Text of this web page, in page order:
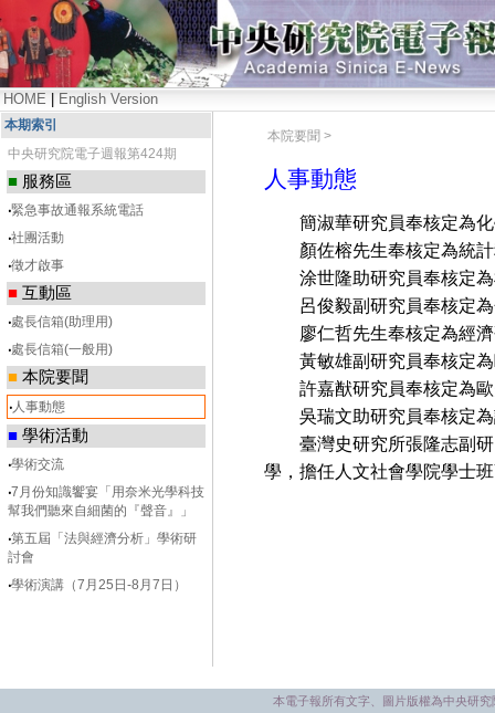
HOME English Version
本期索引
中央研究院電子週報第424期
■ 服務區
‧緊急事故通報系統電話
‧社團活動
‧徵才啟事
■ 互動區
‧處長信箱(助理用)
‧處長信箱(一般用)
■ 本院要聞
‧人事動態
■ 學術活動
‧學術交流
‧7月份知識饗宴「用奈米光學科技
幫我們聽來自細菌的『聲音』」
‧第五屆「法與經濟分析」學術研
討會
‧學術演講（7月25日-8月7日）
本院要聞 >
人事動態
簡淑華研究員奉核定為化
顏佐榕先生奉核定為統計
涂世隆助研究員奉核定為
呂俊毅副研究員奉核定為
廖仁哲先生奉核定為經濟
黃敏雄副研究員奉核定為
許嘉猷研究員奉核定為歐
吳瑞文助研究員奉核定為
臺灣史研究所張隆志副研
學，擔任人文社會學院學士
本電子報所有文字、圖片版權為中央研